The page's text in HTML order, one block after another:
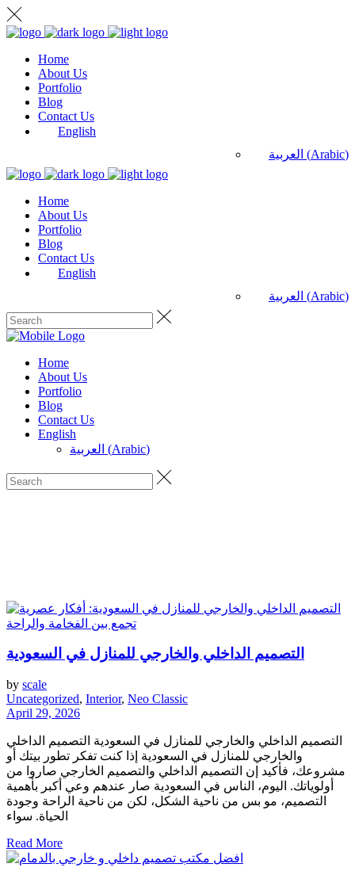
Home
About Us
Portfolio
Blog
Contact Us
English
العربية (Arabic)
Home
About Us
Portfolio
Blog
Contact Us
English
العربية (Arabic)
Home
About Us
Portfolio
Blog
Contact Us
English
العربية (Arabic)
التصميم الداخلي والخارجي للمنازل في السعودية
by scale
Uncategorized, Interior, Neo Classic
April 29, 2026
التصميم الداخلي والخارجي للمنازل في السعودية التصميم الداخلي
والخارجي للمنازل في السعودية إذا كنت تفكر تطور بيتك أو
مشروعك، فأكيد إن التصميم الداخلي والتصميم الخارجي صاروا من
أولوياتك. اليوم، الناس في السعودية صار عندهم وعي أكبر بأهمية
التصميم، مو بس من ناحية الشكل، لكن من ناحية الراحة وجودة
الحياة. سواء
Read More